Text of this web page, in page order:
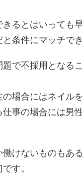
るとはいっても
条件にマッチで
で不採用となる
場合にはネイル
事の場合には男
けないものもあ
す。